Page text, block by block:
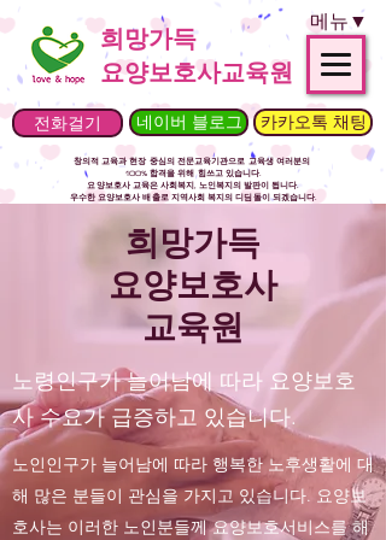
희망가득
요양보호사교육원
메뉴▼
전화걸기 네이버 블로그 카카오톡 채팅
창의적 교육과 현장 중심의 전문교육기관으로 교육생 여러분의
100% 합격을 위해 힘쓰고 있습니다.
요양보호사 교육은 사회복지, 노인복지의 발판이 됩니다.
​우수한 요양보호사 배출로 지역사회 복지의 디딤돌이 되겠습니다.
희망가득
요양보호사
교육원
​노령인구가 늘어남에 따라 요양보호
사 수요가 급증하고 있습니다.
노인인구가 늘어남에 따라 행복한 노후생활에 대
해 많은 분들이 관심을 가지고 있습니다. 요양보
호사는 이러한 노인분들께 요양보호서비스를 해